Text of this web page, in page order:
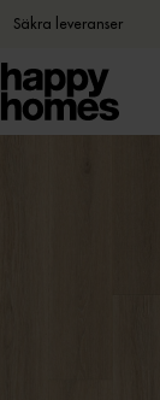
Säkra leveranser